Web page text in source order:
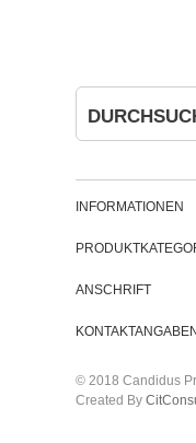
INFORMATIONEN
ANSCHRIFT
KONTAKTANGABEN
© 2018 Candidus
Created By